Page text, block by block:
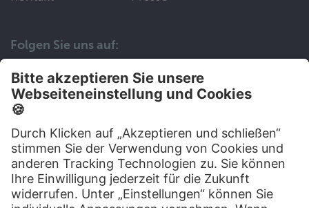
Folgen Sie uns auf:
Wir helfen Ihnen gerne weiter
030 83 79 99 97
Top Artikel